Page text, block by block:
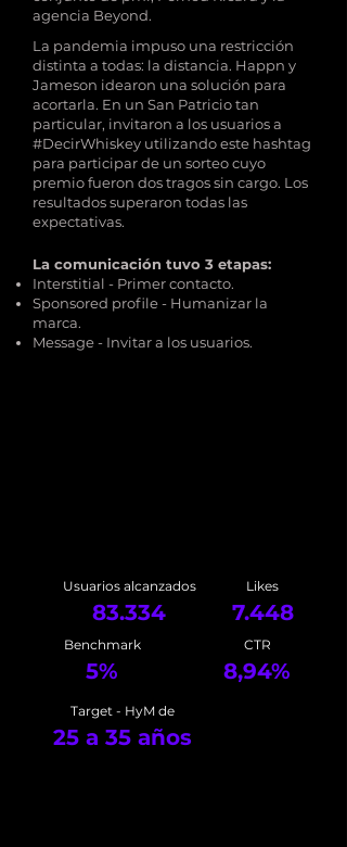
agencia Beyond.
La pandemia impuso una restricción
distinta a todas: la distancia. Happn y
Jameson idearon una solución para
acortarla. En un San Patricio tan
particular, invitaron a los usuarios a
#DecirWhiskey utilizando este hashtag
para participar de un sorteo cuyo
premio fueron dos tragos sin cargo. Los
resultados superaron todas las
expectativas.
La comunicación tuvo 3 etapas:
Interstitial - Primer contacto.
Sponsored profile - Humanizar la
marca.
Message - Invitar a los usuarios.
Usuarios alcanzados
83.334
Benchmark
5%
Likes
7.448
CTR
8,94%
Target - HyM de
25 a 35 años